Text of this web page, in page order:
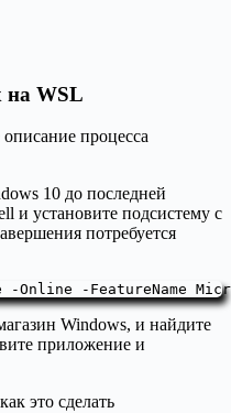
на WSL
описание процесса
10 до последней
и установите подсистему с
потребуется
-Online -FeatureName
Windows, и найдите
приложение и
это сделать